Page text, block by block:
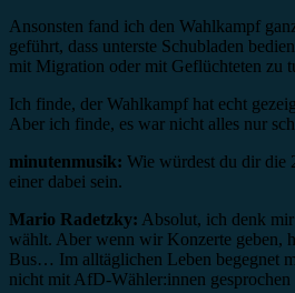
Ansonsten fand ich den Wahlkampf
geführt, dass unterste Schubladen
mit Migration oder mit Geflüchteten zu
Ich finde, der Wahlkampf hat echt
Aber ich finde, es war nicht alles nur
minutenmusik: Wie würdest du dir die
einer dabei sein.
Mario Radetzky: Absolut, ich denk
wählt. Aber wenn wir Konzerte geben,
Bus… Im alltäglichen Leben begegnet
nicht mit AfD-Wähler:innen